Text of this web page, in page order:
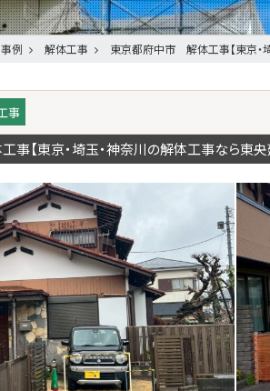
例 解体工事 東京都府中市 解体工事【東京・
事
【東京・埼玉・神奈川の解体工事なら東央